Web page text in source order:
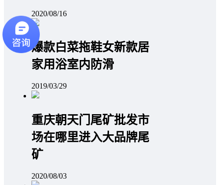
2020/08/16
爆款白菜拖鞋女新款居
家用浴室内防滑
2019/03/29
重庆朝天门尾矿批发市
场在哪里进入大品牌尾
矿
2020/08/03